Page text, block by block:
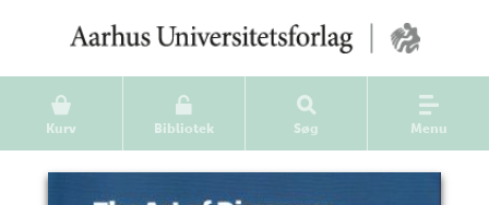
Kurv Bibliotek Søg Menu